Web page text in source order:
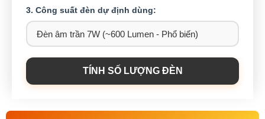
3. Công suất đèn dự định dùng:
TÍNH SỐ LƯỢNG ĐÈN